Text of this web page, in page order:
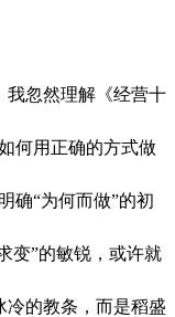
我忽然理解《经营十
何用正确的方式做
确“为何而做”的初
变”的敏锐，或许就
冷的教条，而是稻盛